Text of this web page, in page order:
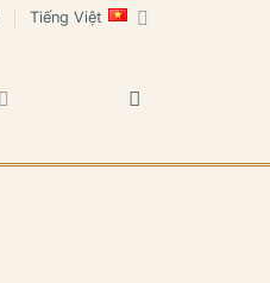
Tiếng Việt